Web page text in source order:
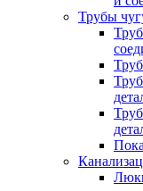
Трубы